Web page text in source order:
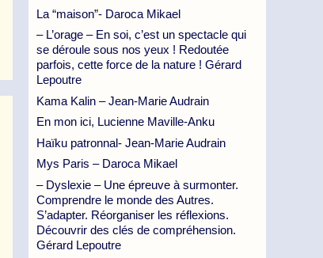
La “maison”- Daroca Mikael
– L’orage – En soi, c’est un spectacle qui
se déroule sous nos yeux ! Redoutée
parfois, cette force de la nature ! Gérard
Lepoutre
Kama Kalin – Jean-Marie Audrain
En mon ici, Lucienne Maville-Anku
Haïku patronnal- Jean-Marie Audrain
Mys Paris – Daroca Mikael
– Dyslexie – Une épreuve à surmonter.
Comprendre le monde des Autres.
S’adapter. Réorganiser les réflexions.
Découvrir des clés de compréhension.
Gérard Lepoutre